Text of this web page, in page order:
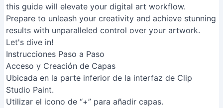
this guide will elevate your digital art workflow.
Prepare to unleash your creativity and achieve stunning
results with unparalleled control over your artwork.
Let's dive in!
Instrucciones Paso a Paso
Acceso y Creación de Capas
Ubicada en la parte inferior de la interfaz de Clip
Studio Paint.
Utilizar el icono de “+” para añadir capas.